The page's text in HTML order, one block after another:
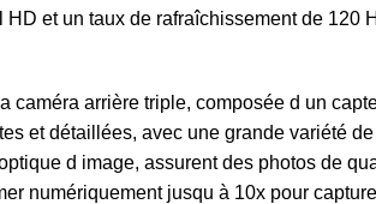
et un taux de rafraîchissement de
arrière triple, composée d un
et détaillées, avec une grande variété
d image, assurent des photos de
numériquement jusqu à 10x pour